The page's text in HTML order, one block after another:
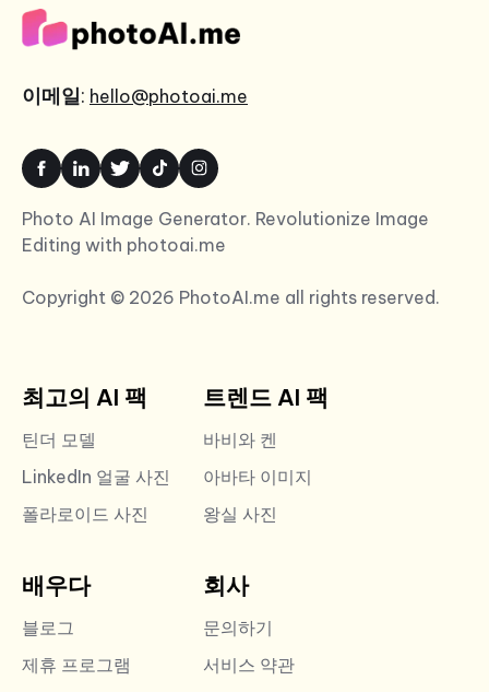
이메일: hello@photoai.me
Photo AI Image Generator. Revolutionize Image
Editing with photoai.me
Copyright © 2026 PhotoAI.me all rights reserved.
최고의 AI 팩
틴더 모델
LinkedIn 얼굴 사진
폴라로이드 사진
트렌드 AI 팩
바비와 켄
아바타 이미지
왕실 사진
배우다
블로그
제휴 프로그램
회사
문의하기
서비스 약관